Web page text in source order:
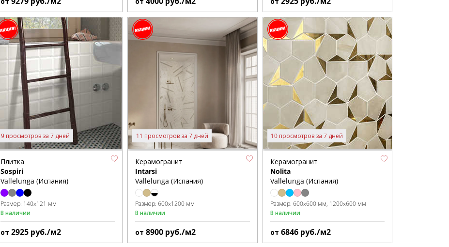
9 просмотров за 7 дней
Плитка
Sospiri
Vallelunga (Испания)
Размер: 140x121 мм
В наличии
от 2925 руб./м2
11 просмотров за 7 дней
Керамогранит
Intarsi
Vallelunga (Испания)
Размер:600x1200 мм
В наличии
от8900 руб./м2
10 просмотров за 7 дней
Керамогранит
Nolita
Vallelunga (Испания)
Размер: 600x600 мм 1200x600 мм
В наличии
от 6846 руб./м2